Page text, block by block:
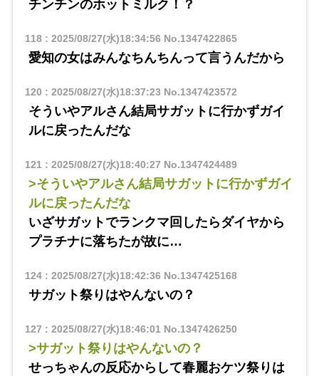
チンチンのホットミルク！？
118: 2025/08/27(水)18:34:56 No.1347422865
愛知の女はみんなちんちんって言うんだから
120 : 2025/08/27(水)18:37:23 No.1347423572
そういやアルさん結局サガットに行かずガイ
ルに戻ったんだな
121 : 2025/08/27(水)18:40:27 No.1347424489
>そういやアルさん結局サガットに行かずガイ
ルに戻ったんだな
いざサガットでランクマ回したらダイヤから
プラチナに落ちたが故に…
124: 2025/08/27(水)18:42:36 No.1347425168
サガット祭りはやんないの？
127 : 2025/08/27(水)18:46:01 No.1347426250
>サガット祭りはやんないの？
せっちゃんの反応からして春麗おケツ祭りは